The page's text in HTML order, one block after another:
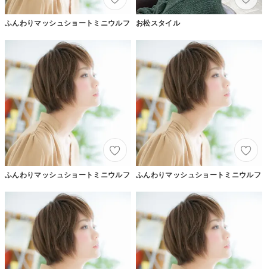
ふんわりマッシュショートミニウルフ お松スタイル
ふんわりマッシュショートミニウルフ ふんわりマッシュショートミニウルフ